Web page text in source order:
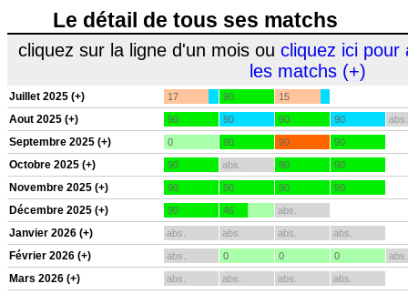
Le détail de tous ses matchs
cliquez sur la ligne d'un mois ou cliquez ici pour
les matchs (+)
Juillet 2025 (+) 17 90 15
Aout 2025 (+) 90 90 90 90 abs.
Septembre 2025 (+) 0 90 90 90
Octobre 2025 (+) 90 abs. 90 90
Novembre 2025 (+) 90 90 90 90
Décembre 2025 (+) 90 46 abs.
Janvier 2026 (+) abs. abs. abs. abs.
Février 2026 (+) abs. 0 0 0 abs.
Mars 2026 (+) abs. abs. abs. abs.